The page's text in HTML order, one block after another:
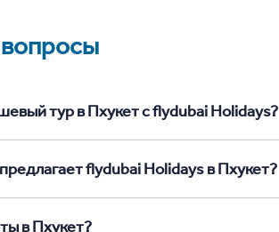
тур в Пхукет с flydubai Holidays?
flydubai Holidays в Пхукет?
в Пхукет?